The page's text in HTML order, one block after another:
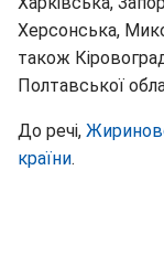
Херсонська,
також
Полтавської
До речі,
країни.